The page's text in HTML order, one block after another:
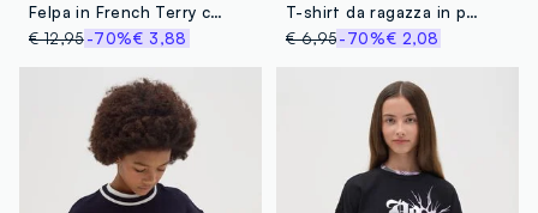
Felpa in French Terry con stampa graffiti
€ 12,95-70%€ 3,88
T-shirt da ragazza in puro cotone viola regular fit
€ 6,95-70%€ 2,08